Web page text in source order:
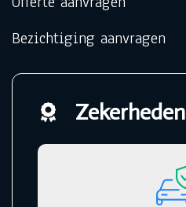
Bezichtiging aanvragen
Zekerheden